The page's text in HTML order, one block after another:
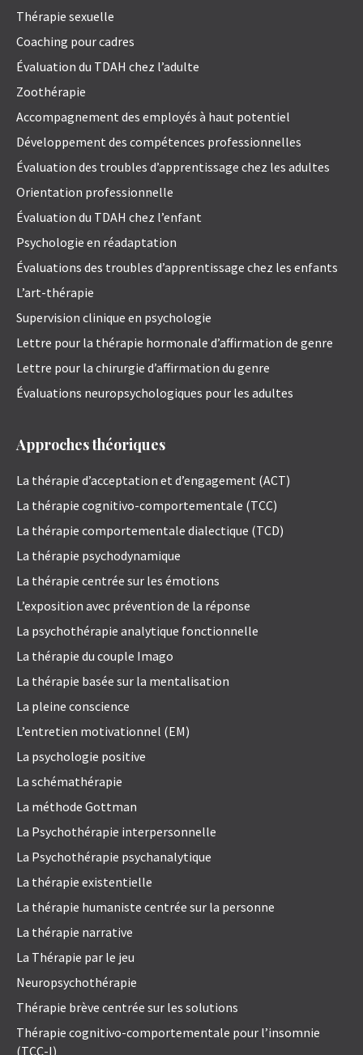
Thérapie sexuelle
Coaching pour cadres
Évaluation du TDAH chez l’adulte
Zoothérapie
Accompagnement des employés à haut potentiel
Développement des compétences professionnelles
Évaluation des troubles d’apprentissage chez les adultes
Orientation professionnelle
Évaluation du TDAH chez l’enfant
Psychologie en réadaptation
Évaluations des troubles d’apprentissage chez les enfants
L’art-thérapie
Supervision clinique en psychologie
Lettre pour la thérapie hormonale d’affirmation de genre
Lettre pour la chirurgie d’affirmation du genre
Évaluations neuropsychologiques pour les adultes
Approches théoriques
La thérapie d’acceptation et d’engagement (ACT)
La thérapie cognitivo-comportementale (TCC)
La thérapie comportementale dialectique (TCD)
La thérapie psychodynamique
La thérapie centrée sur les émotions
L’exposition avec prévention de la réponse
La psychothérapie analytique fonctionnelle
La thérapie du couple Imago
La thérapie basée sur la mentalisation
La pleine conscience
L’entretien motivationnel (EM)
La psychologie positive
La schémathérapie
La méthode Gottman
La Psychothérapie interpersonnelle
La Psychothérapie psychanalytique
La thérapie existentielle
La thérapie humaniste centrée sur la personne
La thérapie narrative
La Thérapie par le jeu
Neuropsychothérapie
Thérapie brève centrée sur les solutions
Thérapie cognitivo-comportementale pour l’insomnie
(TCC-I)